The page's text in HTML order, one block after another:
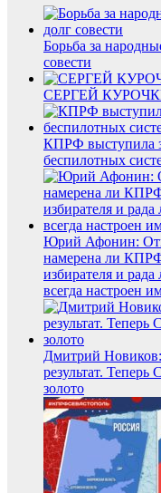
Борьба за
совести
СЕРГЕЙ
КПРФ выступила
беспилотных
Юрий Афонин:
намерена ли КПРФ
избирателя и
всегда настроен
Дмитрий
результат.
золото